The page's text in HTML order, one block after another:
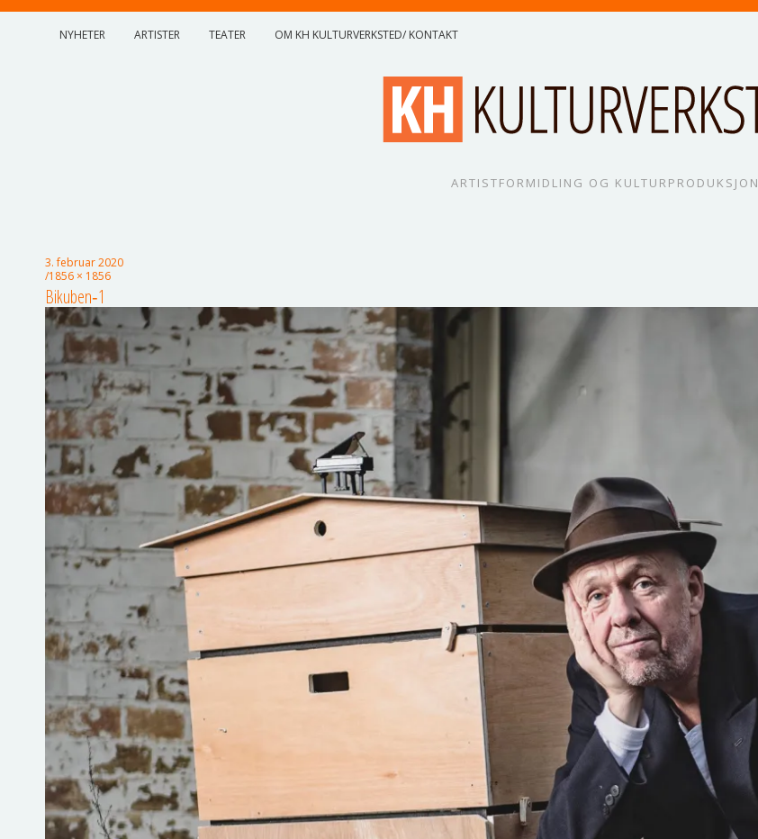
NYHETER ARTISTER TEATER OM KH KULTURVERKSTED/ KONTAKT
ARTISTFORMIDLING OG KULTURPRODUKSJON
3. februar 2020
1856 × 1856
Bikuben‑1